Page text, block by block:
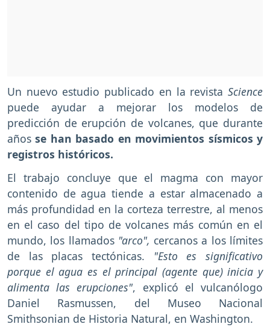
Un nuevo estudio publicado en la revista Science
puede ayudar a mejorar los modelos de
predicción de erupción de volcanes, que durante
años se han basado en movimientos sísmicos y
registros históricos.
El trabajo concluye que el magma con mayor
contenido de agua tiende a estar almacenado a
más profundidad en la corteza terrestre, al menos
en el caso del tipo de volcanes más común en el
mundo, los llamados"arco", cercanos a los límites
de las placas tectónicas. "Esto es significativo
porque el agua es el principal (agente que) inicia y
alimenta las erupciones", explicó el vulcanólogo
Daniel Rasmussen, del Museo Nacional
Smithsonian de Historia Natural, en Washington.